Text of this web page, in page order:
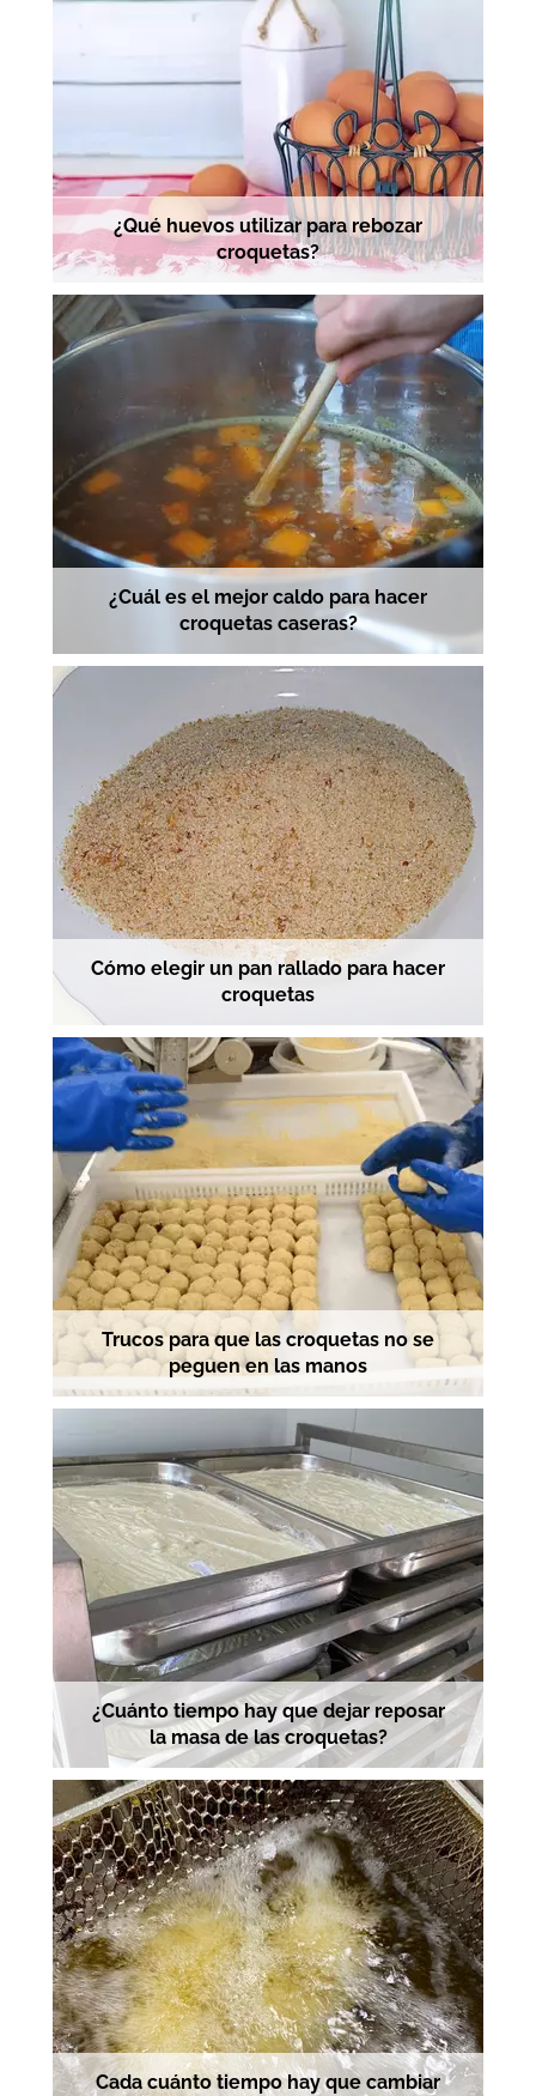
¿Qué huevos utilizar para rebozar
croquetas?
¿Cuál es el mejor caldo para hacer
croquetas caseras?
Cómo elegir un pan rallado para hacer
croquetas
Trucos para que las croquetas no se
peguen en las manos
¿Cuánto tiempo hay que dejar reposar
la masa de las croquetas?
Cada cuánto tiempo hay que cambiar